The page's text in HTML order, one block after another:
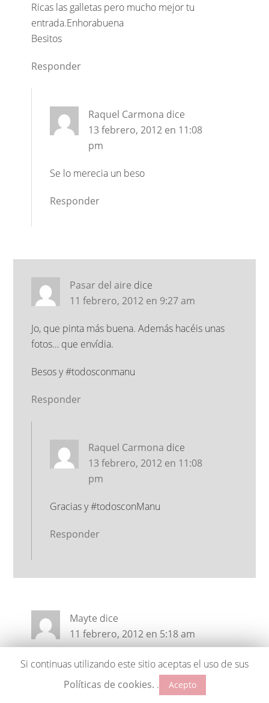
Ricas las galletas pero mucho mejor tu
entrada.Enhorabuena
Besitos
Responder
Raquel Carmona dice
13 febrero, 2012 en 11:08
pm
Se lo merecia un beso
Responder
Pasar del aire dice
11 febrero, 2012 en 9:27 am
Jo, que pinta más buena. Además hacéis unas
fotos… que envídia.
Besos y #todosconmanu
Responder
Raquel Carmona dice
13 febrero, 2012 en 11:08
pm
Gracias y #todosconManu
Responder
Mayte dice
11 febrero, 2012 en 5:18 am
Una receta fabulosa…para alguien especial :D!
Mil besos.
Si continuas utilizando este sitio aceptas el uso de sus
Políticas de cookies. . Acepto